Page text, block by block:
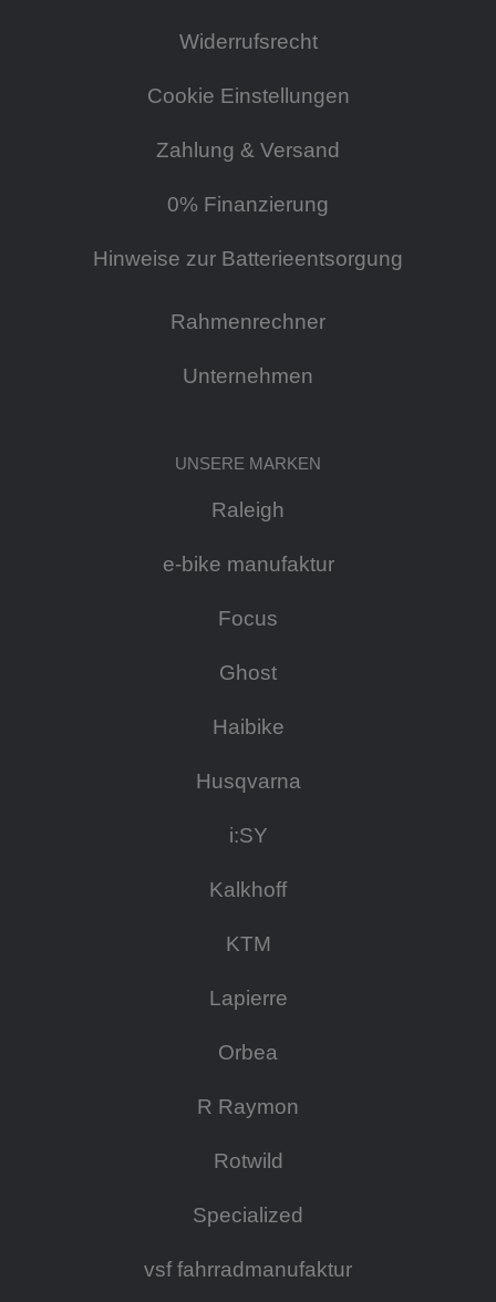
Widerrufsrecht
Cookie Einstellungen
Zahlung & Versand
0% Finanzierung
Hinweise zur Batterieentsorgung
Rahmenrechner
Unternehmen
UNSERE MARKEN
Raleigh
e-bike manufaktur
Focus
Ghost
Haibike
Husqvarna
i:SY
Kalkhoff
KTM
Lapierre
Orbea
R Raymon
Rotwild
Specialized
vsf fahrradmanufaktur